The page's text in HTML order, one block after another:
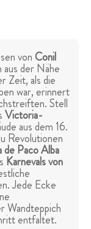
vonConil
aus der Nähe
Zeit, als die
war, erinnert
Stell
Victoria-
aus dem 16.
Revolutionen
de Paco Alba
Karnevals von
Jede Ecke
Wandteppich
entfaltet.